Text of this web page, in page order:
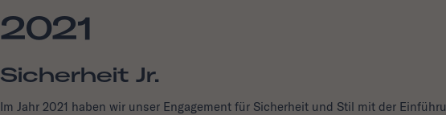
2021
Sicherheit Jr.
Im Jahr 2021 haben wir unser Engagement für Sicherheit und Stil mit der